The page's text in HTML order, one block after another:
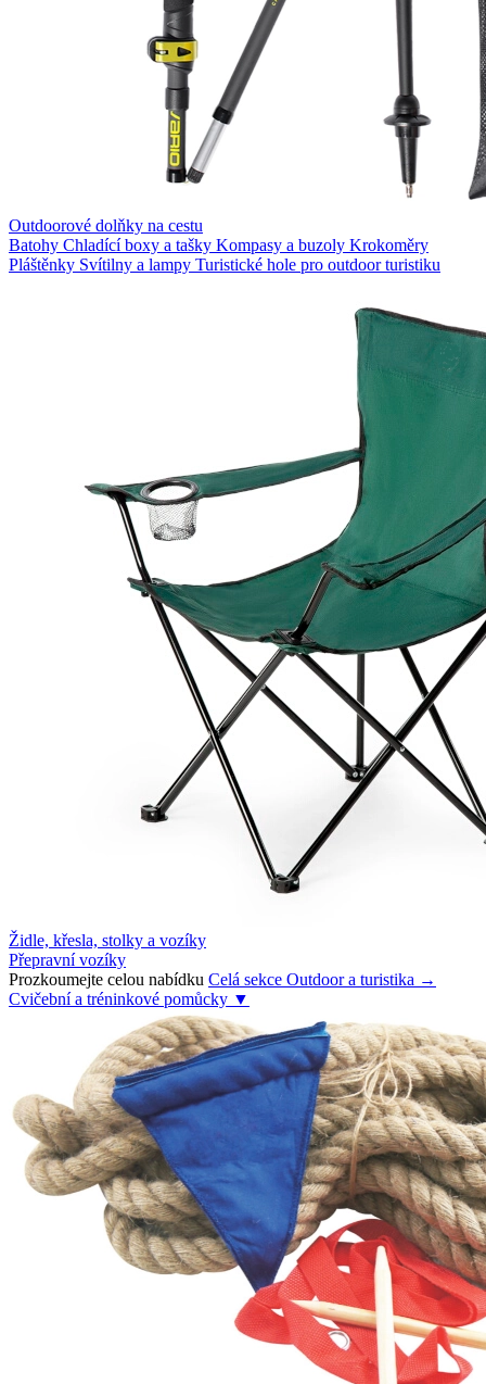
Outdoorové dolňky na cestu
Batohy Chladící boxy a tašky Kompasy a buzoly Krokoměry
Pláštěnky Svítilny a lampy Turistické hole pro outdoor turistiku
Židle, křesla, stolky a vozíky
Přepravní vozíky
Prozkoumejte celou nabídku Celá sekce Outdoor a turistika →
Cvičební a tréninkové pomůcky ▼